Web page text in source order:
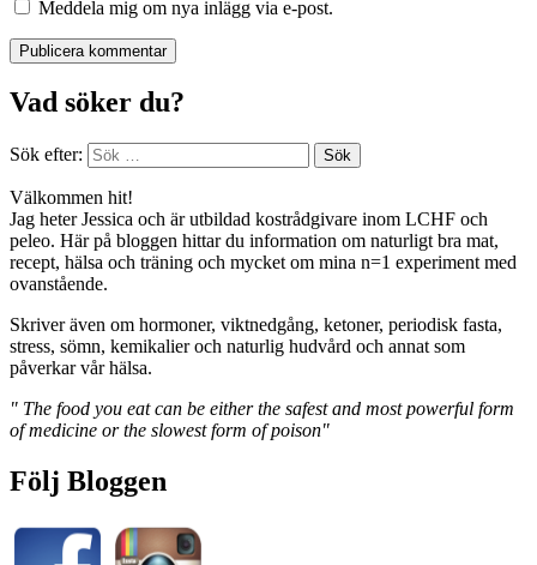
Meddela mig om nya inlägg via e-post.
Vad söker du?
Sök efter:
Välkommen hit!
Jag heter Jessica och är utbildad kostrådgivare inom LCHF och
peleo. Här på bloggen hittar du information om naturligt bra mat,
recept, hälsa och träning och mycket om mina n=1 experiment med
ovanstående.
Skriver även om hormoner, viktnedgång, ketoner, periodisk fasta,
stress, sömn, kemikalier och naturlig hudvård och annat som
påverkar vår hälsa.
" The food you eat can be either the safest and most powerful form
of medicine or the slowest form of poison"
Följ Bloggen